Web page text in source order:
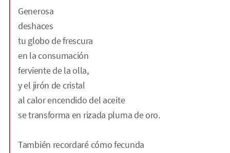
Generosa
deshaces
tu globo de frescura
en la consumación
ferviente de la olla,
y el jirón de cristal
al calor encendido del aceite
se transforma en rizada pluma de oro.
También recordaré cómo fecunda